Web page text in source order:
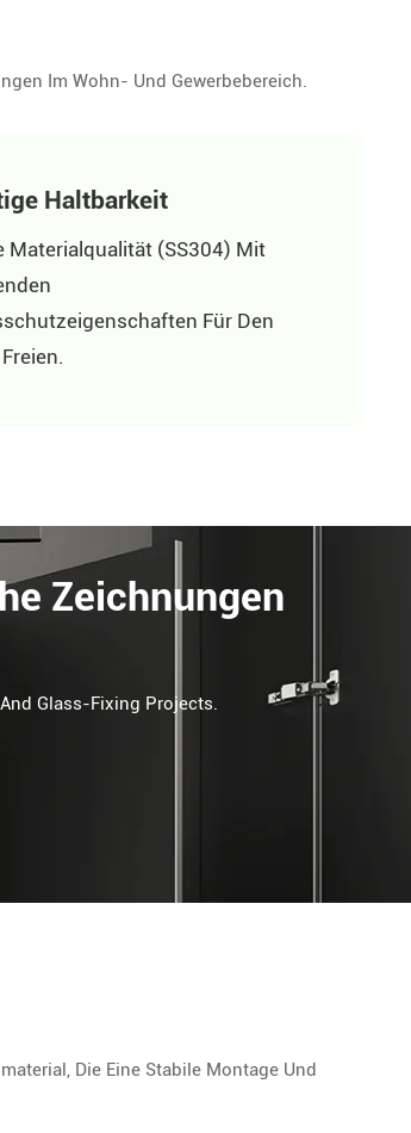
Im Wohn- Und Gewerbebereich.
Haltbarkeit
Materialqualität (SS304) Mit
Für Den
Zeichnungen
Glass-Fixing Projects.
Die Eine Stabile Montage Und